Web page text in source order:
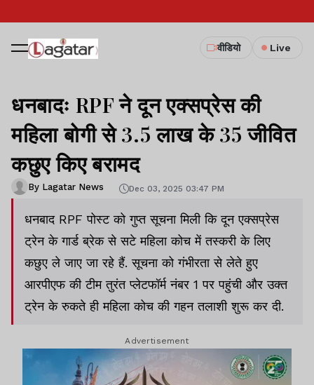
वीडियो Live
धनबादः RPF ने दून एक्सप्रेस की
महिला बोगी से 3.5 लाख के 35 जीवित
कछुए किए बरामद
By Lagatar News Dec 03, 2025 03:47 PM
धनबाद RPF पोस्ट को गुप्त सूचना मिली कि दून एक्सप्रेस
ट्रेन के गार्ड ब्रेक से सटे महिला कोच में तस्करी के लिए
कछुए ले जाए जा रहे हैं. सूचना को गंभीरता से लेते हुए
आरपीएफ की टीम तुरंत प्लेटफॉर्म नंबर 1 पर पहुंची और उक्त
ट्रेन के रुकते ही महिला कोच की गहन तलाशी शुरू कर दी.
Advertisement